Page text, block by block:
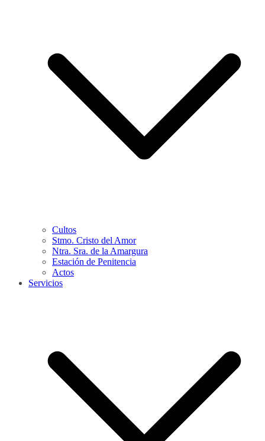
Cultos
Stmo. Cristo del Amor
Ntra. Sra. de la Amargura
Estación de Penitencia
Actos
Servicios